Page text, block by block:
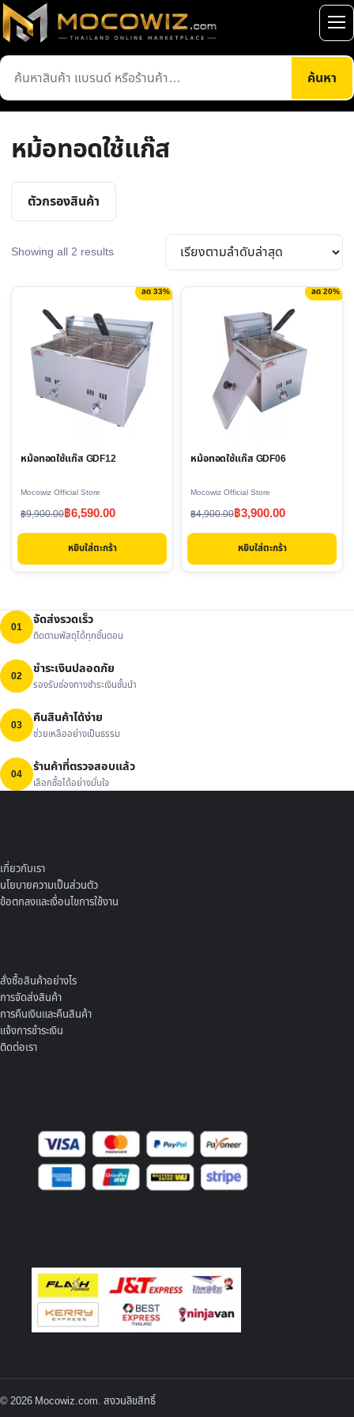
ข้าม
ไป
ยัง
เนื้อหา
ค้นหา
สินค้า
ค้นหา
เปิ
เม
หม้อทอดใช้แก๊ส
ตัวกรองสินค้า
Showing all 2 resultsSorted
latestลด 33%
หม้อทอดใช้แก๊ส GDF12
Mocowiz Official Store
฿9,900.00
Original
price
฿9,900.00.
฿6,590.00
Current
price
฿6,590.00.
หยิบใส่ตะกร้า
ลด 20%
หม้อทอดใช้แก๊ส GDF06
Mocowiz Official Store
฿4,900.00
Original
price
฿4,900.00.
฿3,900.00
Current
price
฿3,900.00.
หยิบใส่ตะกร้า
01 จัดส่งรวดเร็ว
ติดตามพัสดุได้ทุกขั้นตอน
02 ชำระเงินปลอดภัย
รองรับช่องทางชำระเงินชั้นนำ
03 คืนสินค้าได้ง่าย
ช่วยเหลืออย่างเป็นธรรม
04 ร้านค้าที่ตรวจสอบแล้ว
เลือกซื้อได้อย่างมั่นใจ
เกี่ยวกับเรา
นโยบายความเป็นส่วนตัว
ข้อตกลงและเงื่อนไขการใช้งาน
สั่งซื้อสินค้าอย่างไร
การจัดส่งสินค้า
การคืนเงินและคืนสินค้า
แจ้งการชำระเงิน
ติดต่อเรา
© 2026 Mocowiz.com. สงวนลิขสิทธิ์